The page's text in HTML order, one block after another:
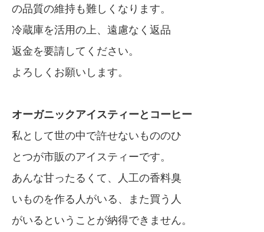
の品質の維持も難しくなります。
冷蔵庫を活用の上、遠慮なく返品
返金を要請してください。
よろしくお願いします。
オーガニックアイスティーとコーヒー
私として世の中で許せないもののひ
とつが市販のアイスティーです。
あんな甘ったるくて、人工の香料臭
いものを作る人がいる、また買う人
がいるということが納得できません。